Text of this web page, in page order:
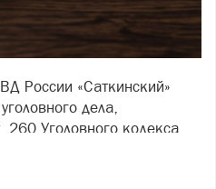
России «Саткинский»
дела,
260 Уголовного кодекса